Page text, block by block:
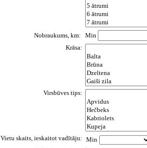
Nobraukums, km:
Min
Krāsa:
Virsbūves tips:
Vietu skaits, ieskaitot vadītāju: Min